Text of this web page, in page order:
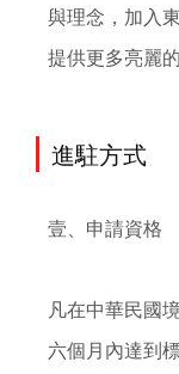
與理念，加入
提供更多亮麗的
進駐方式
壹、申請資格
凡在中華民國
六個月內達到